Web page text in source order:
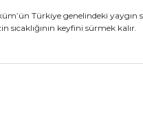
Türkiye genelindeki yaygın
sıcaklığının keyfini sürmek kalır.